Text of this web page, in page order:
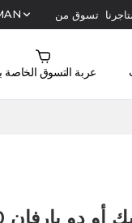
تسوق من
عربة التسوق الخاصة
100 مل للنساء